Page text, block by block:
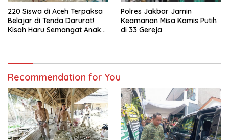
220 Siswa di Aceh Terpaksa
Belajar di Tenda Darurat!
Kisah Haru Semangat Anak-
Polres Jakbar Jamin
Keamanan Misa Kamis Putih
di 33 Gereja
Recommendation for You